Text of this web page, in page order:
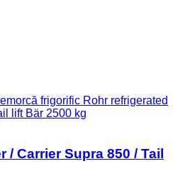
frigorific Rohr refrigerated
lift Bär 2500 kg
/ Carrier Supra 850 / Tail